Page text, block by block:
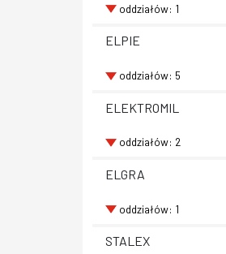
oddziałów: 1
ELPIE
oddziałów: 5
ELEKTROMIL
oddziałów: 2
ELGRA
oddziałów: 1
STALEX